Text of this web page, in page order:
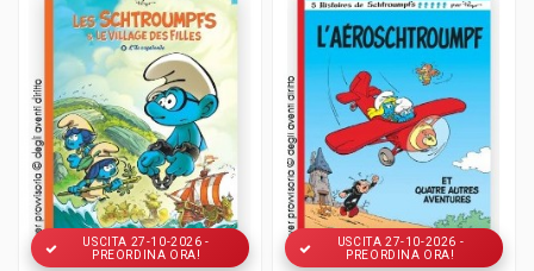
USCITA 27-10-2026 -
PREORDINA ORA!
USCITA 27-10-2026 -
PREORDINA ORA!